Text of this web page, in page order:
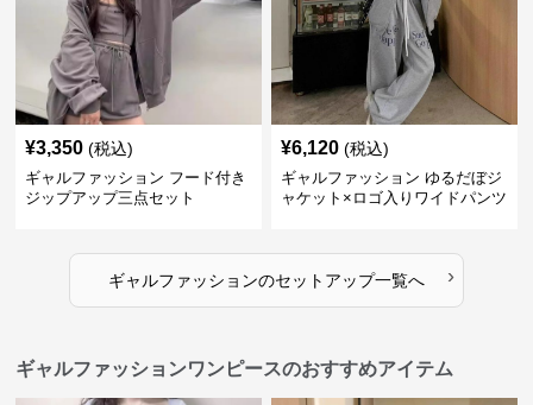
¥3,350 (税込)
ギャルファッション フード付き
ジップアップ三点セット
¥6,120 (税込)
ギャルファッション ゆるだぼジ
ャケット×ロゴ入りワイドパンツ
ギャルファッションのセットアップ一覧へ ›
ギャルファッションワンピースのおすすめアイテム